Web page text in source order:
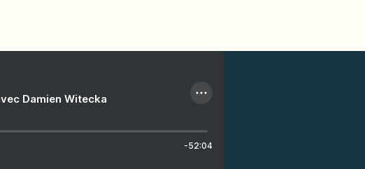
Damien Witecka
-52:04